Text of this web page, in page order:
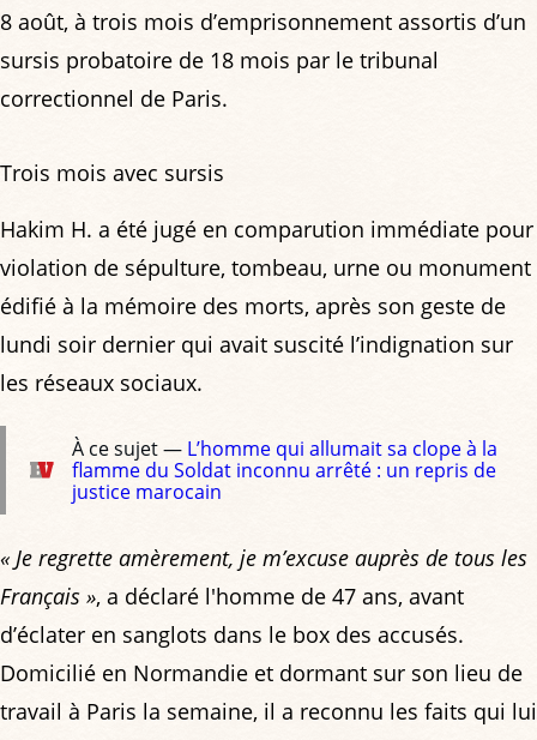
8 août, à trois mois d’emprisonnement assortis d’un
sursis probatoire de 18 mois par le tribunal
correctionnel de Paris.
Trois mois avec sursis
Hakim H. a été jugé en comparution immédiate pour
violation de sépulture, tombeau, urne ou monument
édifié à la mémoire des morts, après son geste de
lundi soir dernier qui avait suscité l’indignation sur
les réseaux sociaux.
À ce sujet — L’homme qui allumait sa clope à la
flamme du Soldat inconnu arrêté : un repris de
justice marocain
« Je regrette amèrement, je m’excuse auprès de tous les
Français », a déclaré l'homme de 47 ans, avant
d’éclater en sanglots dans le box des accusés.
Domicilié en Normandie et dormant sur son lieu de
travail à Paris la semaine, il a reconnu les faits qui lui